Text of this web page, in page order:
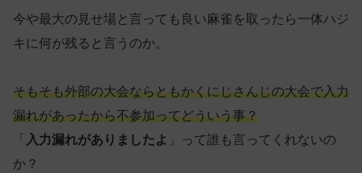
今や最大の見せ場と言っても良い麻雀を取ったら一体ハジ
キに何が残ると言うのか。
そもそも外部の大会ならともかくにじさんじの大会で入力
漏れがあったから不参加ってどういう事？
「 入力漏れがありましたよ 」って誰も言ってくれないの
か？